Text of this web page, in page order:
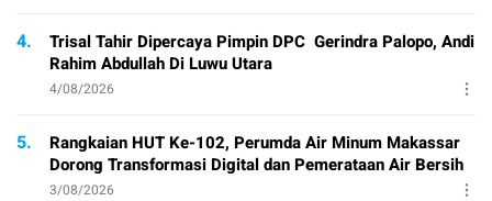
4.
Trisal Tahir Dipercaya Pimpin DPC Gerindra Palopo, Andi
Rahim Abdullah Di Luwu Utara
4/08/2026
5.
Rangkaian HUT Ke-102, Perumda Air Minum Makassar
Dorong Transformasi Digital dan Pemerataan Air Bersih
3/08/2026